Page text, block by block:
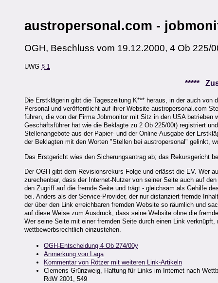
austropersonal.com -
OGH, Beschluss vom 19.12.2000, 4 Ob 225/
UWG § 1
*****
Die Erstklägerin gibt die Tageszeitung K*** heraus, in der auch
Personal und veröffentlicht auf ihrer Website austropersonal.com
führen, die von der Firma Jobmonitor mit Sitz in den USA
Geschäftsführer hat wie die Beklagte zu 2 Ob 225/00t) registriert
Stellenangebote aus der Papier- und der Online-Ausgabe der
der Beklagten mit den Worten "Stellen bei austropersonal" gelinkt,
Das Erstgericht wies den Sicherungsantrag ab; das Rekursgericht
Der OGH gibt dem Revisionsrekurs Folge und erlässt die EV. Wer
zurechenbar, dass der Internet-Nutzer von seiner Seite auch auf
den Zugriff auf die fremde Seite und trägt - gleichsam als Gehilfe
bei. Anders als der Service-Provider, der nur distanziert fremde
der über den Link erreichbaren fremden Website so räumlich und
auf diese Weise zum Ausdruck, dass seine Website ohne die
Wer seine Seite mit einer fremden Seite durch einen Link
wettbewerbsrechtlich einzustehen.
OGH-Entscheidung 4 Ob 274/00y
Anmerkung von Laga
Kommentar von Rötzer mit weiteren Link-Artikeln
Clemens Grünzweig, Haftung für Links im Internet nach
RdW 2001, 549